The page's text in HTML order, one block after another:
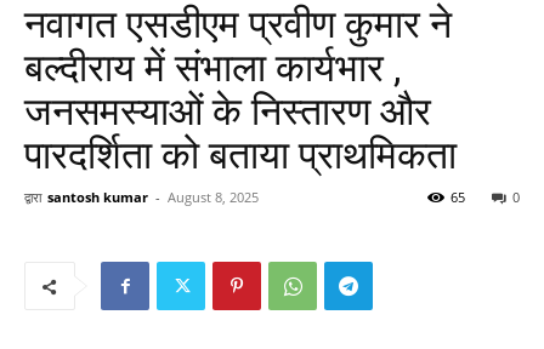
नवागत एसडीएम प्रवीण कुमार ने
बल्दीराय में संभाला कार्यभार ,
जनसमस्याओं के निस्तारण और
पारदर्शिता को बताया प्राथमिकता
द्वारा santosh kumar - August 8, 2025 0
65